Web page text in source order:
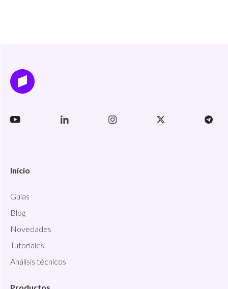
Início
Guías
Blog
Novedades
Tutoriales
Análisis técnicos